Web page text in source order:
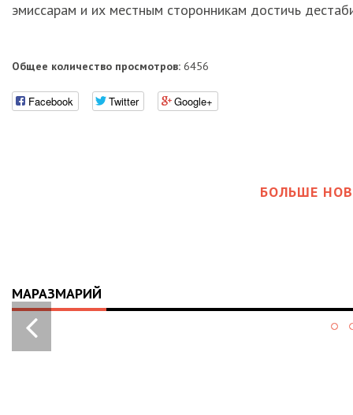
эмиссарам и их местным сторонникам достичь
Общее количество просмотров: 6456
Facebook Twitter Google+
БОЛЬШЕ
МАРАЗМАРИЙ